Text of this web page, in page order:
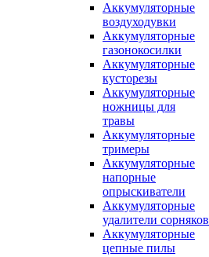
Аккумуляторные
воздуходувки
Аккумуляторные
газонокосилки
Аккумуляторные
кусторезы
Аккумуляторные
ножницы для
травы
Аккумуляторные
тримеры
Аккумуляторные
напорные
опрыскиватели
Аккумуляторные
удалители сорняков
Аккумуляторные
цепные пилы